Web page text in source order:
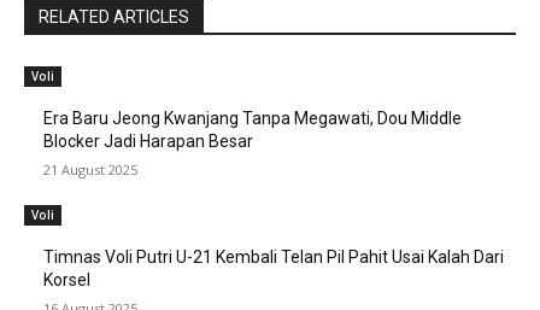
RELATED ARTICLES
Voli
Era Baru Jeong Kwanjang Tanpa Megawati, Dou Middle
Blocker Jadi Harapan Besar
21 August 2025
Voli
Timnas Voli Putri U-21 Kembali Telan Pil Pahit Usai Kalah Dari
Korsel